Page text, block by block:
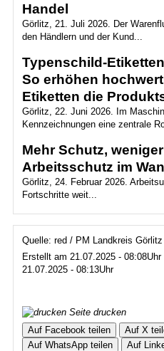
Handel
Görlitz, 21. Juli 2026. Der
den Händlern und der Kund...
Typenschild-
So erhöhen
Etiketten die
Görlitz, 22. Juni 2026. Im
Kennzeichnungen eine zentrale
Mehr Schutz,
Arbeitsschutz im
Görlitz, 24. Februar 2026.
Fortschritte weit...
Quelle: red / PM Landkreis Görlitz
Erstellt am 21.07.2025 -
21.07.2025 - 08:13Uhr
Seite drucken
Auf Facebook teilen
Auf X
Auf WhatsApp teilen
Auf